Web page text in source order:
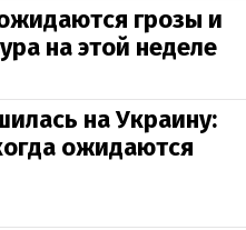
грозы и
на этой неделе
на Украину:
ожидаются